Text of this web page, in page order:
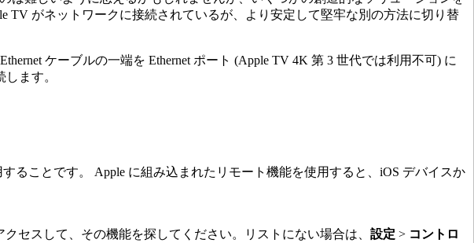
がネットワークに接続されているが、より安定して堅牢な別の方法に切り替
ケーブルの一端を Ethernet ポート (Apple TV 4K 第 3 世代では利用不可) に
ます。
ることです。 Apple に組み込まれたリモート機能を使用すると、iOS デバイスか
セスして、その機能を探してください。リストにない場合は、 設定 > コントロ